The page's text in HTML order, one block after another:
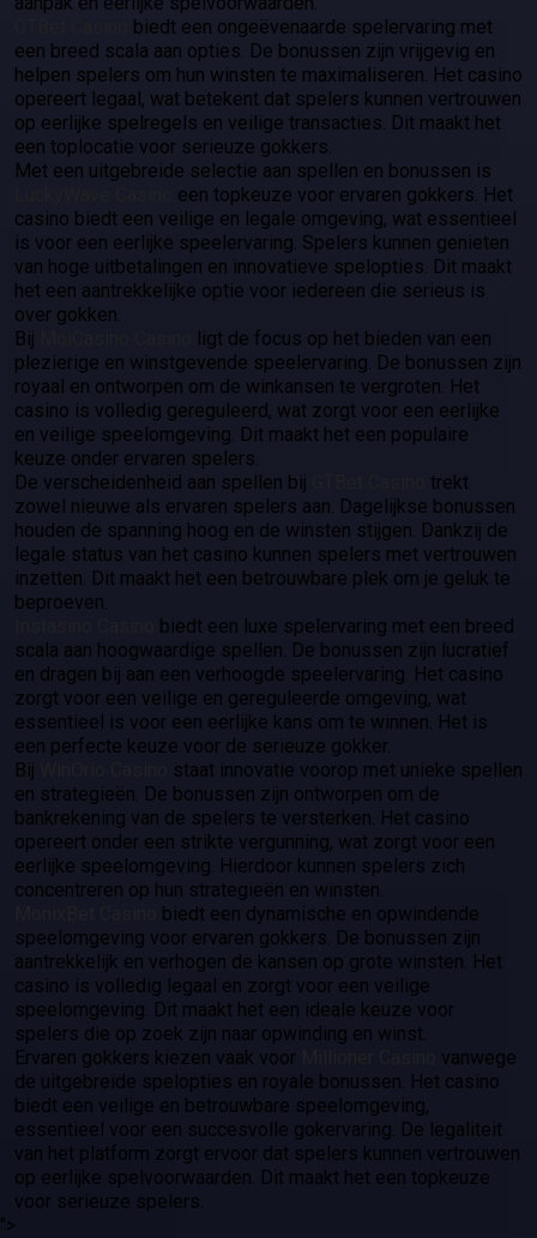
biedt een ongeëvenaarde spelervaring met
een breed scala aan opties. De bonussen zijn vrijgevig en
helpen spelers om hun winsten te maximaliseren. Het casino
opereert legaal, wat betekent dat spelers kunnen vertrouwen
op eerlijke spelregels en veilige transacties. Dit maakt het
een toplocatie voor serieuze gokkers.
Met een uitgebreide selectie aan spellen en bonussen is
een topkeuze voor ervaren gokkers. Het
casino biedt een veilige en legale omgeving, wat essentieel
is voor een eerlijke speelervaring. Spelers kunnen genieten
van hoge uitbetalingen en innovatieve spelopties. Dit maakt
het een aantrekkelijke optie voor iedereen die serieus is
over gokken.
Bij
ligt de focus op het bieden van een
plezierige en winstgevende speelervaring. De bonussen zijn
royaal en ontworpen om de winkansen te vergroten. Het
casino is volledig gereguleerd, wat zorgt voor een eerlijke
en veilige speelomgeving. Dit maakt het een populaire
keuze onder ervaren spelers.
De verscheidenheid aan spellen bij
trekt
zowel nieuwe als ervaren spelers aan. Dagelijkse bonussen
houden de spanning hoog en de winsten stijgen. Dankzij de
legale status van het casino kunnen spelers met vertrouwen
inzetten. Dit maakt het een betrouwbare plek om je geluk te
beproeven.
biedt een luxe spelervaring met een breed
scala aan hoogwaardige spellen. De bonussen zijn lucratief
en dragen bij aan een verhoogde speelervaring. Het casino
zorgt voor een veilige en gereguleerde omgeving, wat
essentieel is voor een eerlijke kans om te winnen. Het is
een perfecte keuze voor de serieuze gokker.
Bij
staat innovatie voorop met unieke spellen
en strategieën. De bonussen zijn ontworpen om de
bankrekening van de spelers te versterken. Het casino
opereert onder een strikte vergunning, wat zorgt voor een
eerlijke speelomgeving. Hierdoor kunnen spelers zich
concentreren op hun strategieën en winsten.
biedt een dynamische en opwindende
speelomgeving voor ervaren gokkers. De bonussen zijn
aantrekkelijk en verhogen de kansen op grote winsten. Het
casino is volledig legaal en zorgt voor een veilige
speelomgeving. Dit maakt het een ideale keuze voor
spelers die op zoek zijn naar opwinding en winst.
Ervaren gokkers kiezen vaak voor
vanwege
de uitgebreide spelopties en royale bonussen. Het casino
biedt een veilige en betrouwbare speelomgeving,
essentieel voor een succesvolle gokervaring. De legaliteit
van het platform zorgt ervoor dat spelers kunnen vertrouwen
op eerlijke spelvoorwaarden. Dit maakt het een topkeuze
voor serieuze spelers.
">